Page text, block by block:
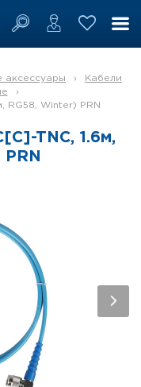
аксессуары ›
Кабели
›
RG58, Winter) PRN
TNC, 1.6м,